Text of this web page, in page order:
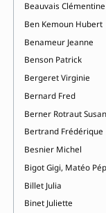
Beauvais Clémentine
Ben Kemoun Hubert
Benameur Jeanne
Benson Patrick
Bergeret Virginie
Bernard Fred
Berner Rotraut
Bertrand Frédérique
Besnier Michel
Bigot Gigi, Matéo
Billet Julia
Binet Juliette